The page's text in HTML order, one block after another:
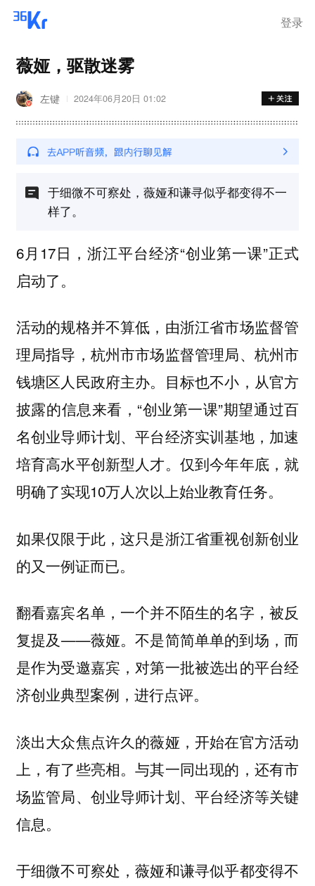
登录
薇娅，驱散迷雾
左键 2024年06月20日 01:02
于细微不可察处，薇娅和谦寻似乎都变得不一
样了。
6月17日，浙江平台经济“创业第一课”正式
启动了。
活动的规格并不算低，由浙江省市场监督管
理局指导，杭州市市场监督管理局、杭州市
钱塘区人民政府主办。目标也不小，从官方
披露的信息来看，“创业第一课”期望通过百
名创业导师计划、平台经济实训基地，加速
培育高水平创新型人才。仅到今年年底，就
明确了实现10万人次以上始业教育任务。
如果仅限于此，这只是浙江省重视创新创业
的又一例证而已。
翻看嘉宾名单，一个并不陌生的名字，被反
复提及——薇娅。不是简简单单的到场，而
是作为受邀嘉宾，对第一批被选出的平台经
济创业典型案例，进行点评。
淡出大众焦点许久的薇娅，开始在官方活动
上，有了些亮相。与其一同出现的，还有市
场监管局、创业导师计划、平台经济等关键
信息。
于细微不可察处，薇娅和谦寻似乎都变得不